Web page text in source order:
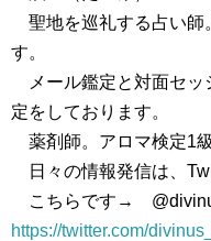
聖地を巡礼する占い師
す。
メール鑑定と対面セッ
定をしております。
薬剤師。アロマ検定1級
日々の情報発信は、
こちらです→
https://twitter.com/